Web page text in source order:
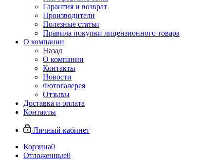
Гарантия и возврат
Производители
Полезные статьи
Правила покупки лицензионного товара
О компании
Назад
О компании
Контакты
Новости
Фотогалерея
Отзывы
Доставка и оплата
Контакты
Личный кабинет
Корзина0
Отложенные0